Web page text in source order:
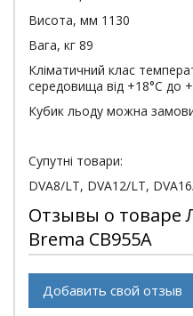
Висота, мм 1130
Вага, кг 89
Кліматичний клас
середовища від +18°С до
Кубик льоду можна
Супутні товари:
DVA8/LT, DVA12/LT,
Отзывы о товаре
Brema CB955A
Добавить свой отзыв